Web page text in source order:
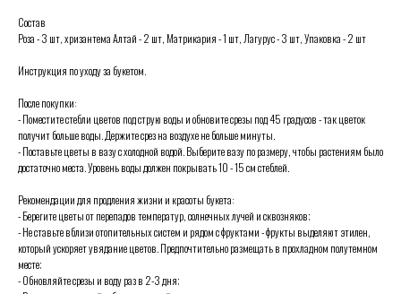
Состав
Роза - 3 шт, хризантема Алтай - 2 шт, Матрикария - 1 шт, Лагурус - 3 шт, Упаковка - 2 шт
Инструкция по уходу за букетом.
После покупки:
- Поместите стебли цветов под струю воды и обновите срезы под 45 градусов - так цветок
получит больше воды. Держите срез на воздухе не больше минуты.
- Поставьте цветы в вазу с холодной водой. Выберите вазу по размеру, чтобы растениям было
достаточно места. Уровень воды должен покрывать 10 - 15 см стеблей.
Рекомендации для продления жизни и красоты букета:
- Берегите цветы от перепадов температур, солнечных лучей и сквозняков;
- Не ставьте вблизи отопительных систем и рядом с фруктами - фрукты выделяют этилен,
который ускоряет увядание цветов. Предпочтительно размещать в прохладном полутемном
месте;
- Обновляйте срезы и воду раз в 2-3 дня;